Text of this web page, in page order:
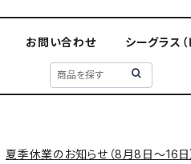
お問い合わせ シーグラス
夏季休業のお知らせ（8月8日～16日